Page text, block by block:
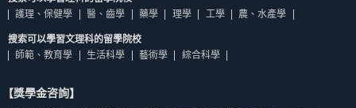
護理、保健學
醫、齒學 藥學 理學 工學 農、水產學
搜索可以學習文理科的留學院校
師範、教育學
生活科學 藝術學 綜合科學
【獎學金咨詢】